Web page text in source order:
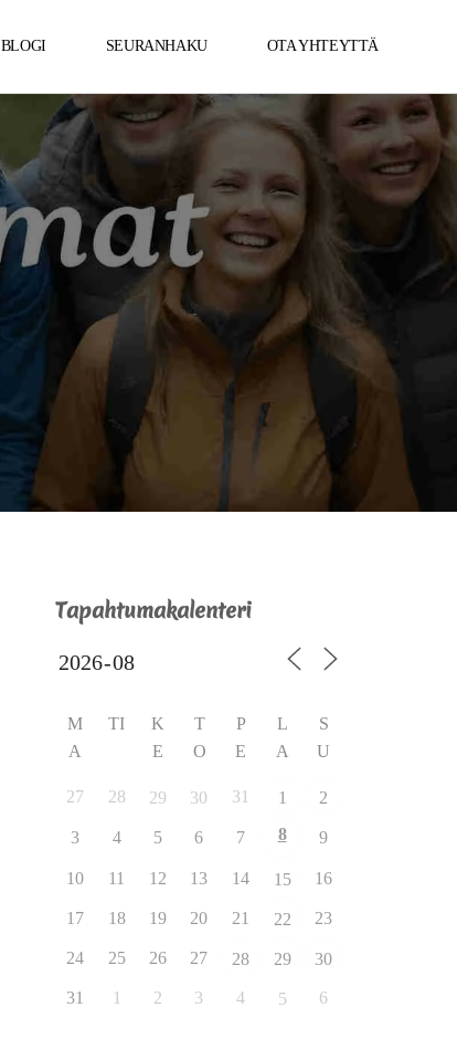
BLOGI SEURANHAKU OTA YHTEYTTÄ
Tapahtumakalenteri
M
A
TI
K
E
T
O
P
E
L
A
S
U
27 28 29 30 31 1 2
3 4 5 6 7 8 9
10 11 12 13 14 15 16
17 18 19 20 21 22 23
24 25 26 27 28 29 30
31 1 2 3 4 5 6